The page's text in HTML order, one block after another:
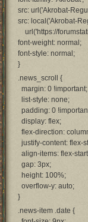
src: url('Akrobat-
src: local('Akrobat-
url('https://
font-weight: normal;
font-style: normal;
}
.news_scroll {
margin: 0 !important;
list-style: none;
padding: 0
display: flex;
flex-direction:
justify-content: flex-
align-items: flex-
gap: 3px;
height: 100%;
overflow-y: auto;
}
.news-item .date {